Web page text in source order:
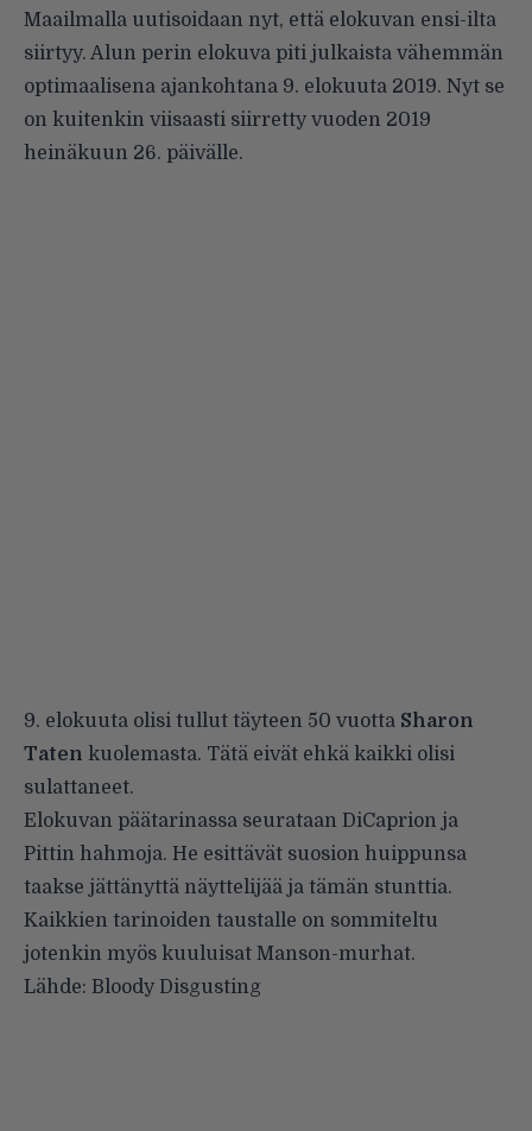
Maailmalla uutisoidaan nyt, että elokuvan ensi-ilta
siirtyy. Alun perin elokuva piti julkaista vähemmän
optimaalisena ajankohtana 9. elokuuta 2019. Nyt se
on kuitenkin viisaasti siirretty vuoden 2019
heinäkuun 26. päivälle.
9. elokuuta olisi tullut täyteen 50 vuotta Sharon
Taten kuolemasta. Tätä eivät ehkä kaikki olisi
sulattaneet.
Elokuvan päätarinassa seurataan DiCaprion ja
Pittin hahmoja. He esittävät suosion huippunsa
taakse jättänyttä näyttelijää ja tämän stunttia.
Kaikkien tarinoiden taustalle on sommiteltu
jotenkin myös kuuluisat Manson-murhat.
Lähde: Bloody Disgusting